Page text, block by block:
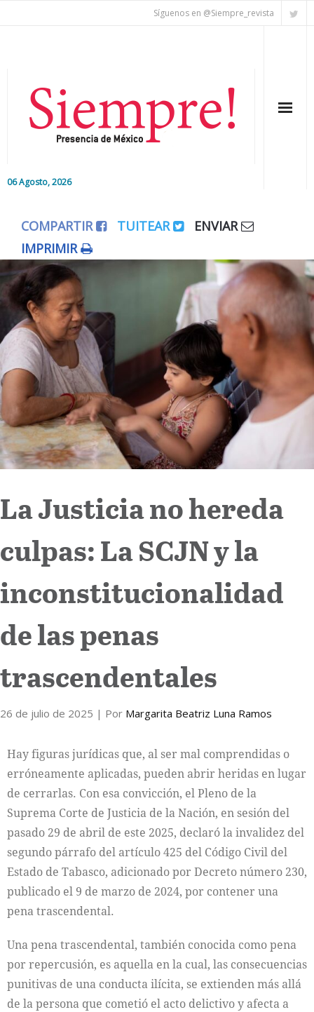
Síguenos en @Siempre_revista
06 Agosto, 2026
Editorial
Nacional
Colaboradores
Internacional
Cultura
COMPARTIR TUITEAR
ENVIAR
IMPRIMIR
La Justicia no hereda
culpas: La SCJN y la
inconstitucionalidad
de las penas
trascendentales
26 de julio de 2025 | Por Margarita Beatriz Luna Ramos
Hay figuras jurídicas que, al ser mal comprendidas o
erróneamente aplicadas, pueden abrir heridas en lugar
de cerrarlas. Con esa convicción, el Pleno de la
Suprema Corte de Justicia de la Nación, en sesión del
pasado 29 de abril de este 2025, declaró la invalidez del
segundo párrafo del artículo 425 del Código Civil del
Estado de Tabasco, adicionado por Decreto número 230,
publicado el 9 de marzo de 2024, por contener una
pena trascendental.
Una pena trascendental, también conocida como pena
por repercusión, es aquella en la cual, las consecuencias
punitivas de una conducta ilícita, se extienden más allá
de la persona que cometió el acto delictivo y afecta a